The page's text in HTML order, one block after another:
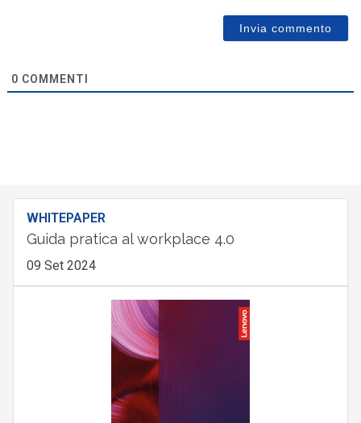
0 COMMENTI
WHITEPAPER
Guida pratica al workplace 4.0
09 Set 2024